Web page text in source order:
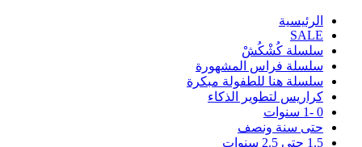
اﻟﺮﺋﻴﺴﻴﺔ
SALE
سلسلة كُشْكُشْ
سلسلة فراس المشهورة
سلسلة هنا للطفولة مبكرة
كراريس لتطوير الذكاء
0 -1 سنوات
حتى سنة ونصف
1.5 حتى 2.5 سنوات